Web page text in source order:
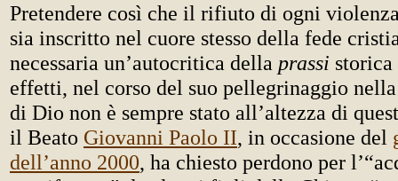
Pretendere così che il rifiuto di ogni
sia inscritto nel cuore stesso della fede
necessaria un’autocritica della prassi
effetti, nel corso del suo pellegrinaggio
di Dio non è sempre stato all’altezza di
il Beato Giovanni Paolo II, in occasione del
dell’anno 2000, ha chiesto perdono per